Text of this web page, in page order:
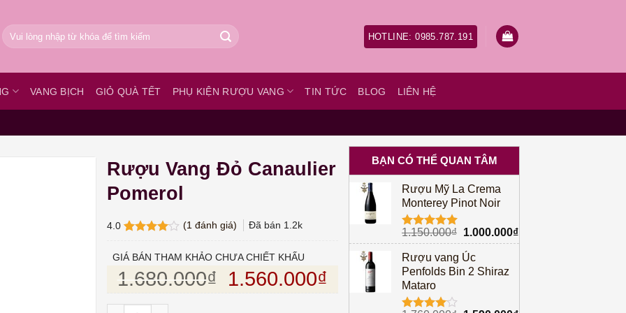
Tìm
kiếm:
HOTLINE: 0985.787.191
VANG BỊCH GIỎ QUÀ TẾT PHỤ KIỆN RƯỢU VANG TIN TỨC BLOG LIÊN HỆ
BẠN CÓ THỂ QUAN TÂM
Rượu Mỹ La Crema
Monterey Pinot Noir
Được xếp
hạng5.00
5 sao
1.150.000₫ Giá
gốc
là:
1.150.000₫.
1.000.000₫Giá
hiện
Rượu vang Úc
Penfolds Bin 2 Shiraz
Mataro
Rượu Vang Đỏ Canaulier
Pomerol
4.0
5 dựa
giá
(1 đánh giá) Đã bán 1.2k
GIÁ BÁN THAM KHẢO CHƯA CHIẾT KHẤU
1.680.000₫ Giá gốc là: 1.680.000₫.
1.560.000₫ Giá hiện tại là: 1.560.000₫.